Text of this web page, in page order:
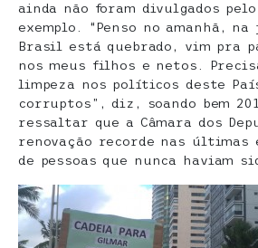
ainda não foram divulgados
exemplo. “Penso no amanhã, na
Brasil está quebrado, vim pra
nos meus filhos e netos.
limpeza nos políticos deste
corruptos”, diz, soando bem
ressaltar que a Câmara dos
renovação recorde nas últimas
de pessoas que nunca haviam